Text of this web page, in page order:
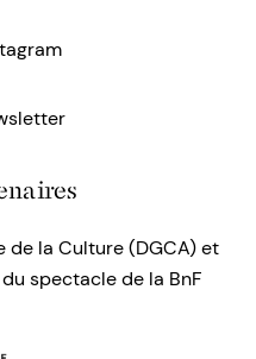
de la Culture (DGCA) et
spectacle de la BnF